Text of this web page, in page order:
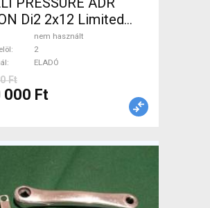
Di2 2x12 Limited
ÚJ! Országúti
nem használt
nem használt
2
ELADÓ
Ft
000 Ft